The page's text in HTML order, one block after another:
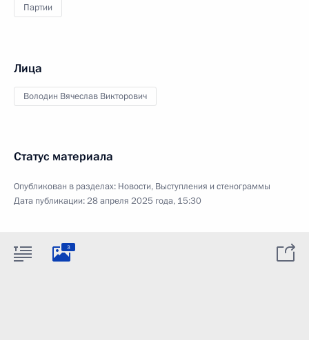
Партии
Лица
Володин Вячеслав Викторович
Статус материала
Опубликован в разделах: Новости, Выступления и стенограммы
Дата публикации:28 апреля 2025 года, 15:30
3